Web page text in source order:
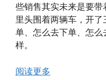
些销售其实未来是要
里头围着两辆车，开
单、怎么去下单、怎
样。
阅读更多